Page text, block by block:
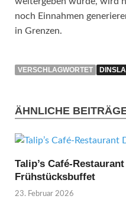
noch Einnahmen
in Grenzen.
VERSCHLAGWORTET
ÄHNLICHE
Talip’s Café-
Frühstücksbuffet
23. Februar 2026